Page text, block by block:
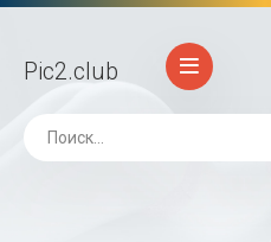
Pic2.club